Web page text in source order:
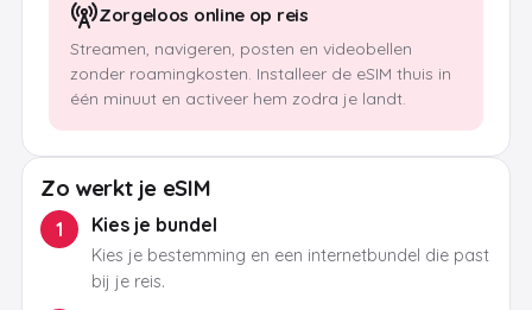
Zorgeloos online op reis
Streamen, navigeren, posten en videobellen
zonder roamingkosten. Installeer de eSIM thuis in
één minuut en activeer hem zodra je landt.
Zo werkt je eSIM
1 Kies je bundel
Kies je bestemming en een internetbundel die past
bij je reis.